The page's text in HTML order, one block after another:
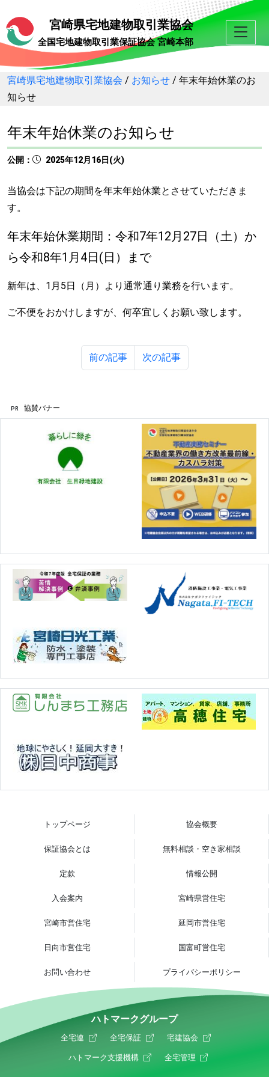
宮崎県宅地建物取引業協会
全国宅地建物取引業保証協会 宮崎本部
宮崎県宅地建物取引業協会 / お知らせ / 年末年始休業のお
知らせ
年末年始休業のお知らせ
公開： 2025年12月16日(火)
当協会は下記の期間を年末年始休業とさせていただきま
す。
年末年始休業期間：令和7年12月27日（土）か
ら令和8年1月4日(日）まで
新年は、1月5日（月）より通常通り業務を行います。
ご不便をおかけしますが、何卒宜しくお願い致します。
前の記事 次の記事
PR 協賛バナー
トップページ 協会概要
保証協会とは 無料相談・空き家相談
定款 情報公開
入会案内 宮崎県営住宅
宮崎市営住宅 延岡市営住宅
日向市営住宅 国富町営住宅
お問い合わせ プライバシーポリシー
ハトマークグループ
全宅連 全宅保証 宅建協会
ハトマーク支援機構 全宅管理